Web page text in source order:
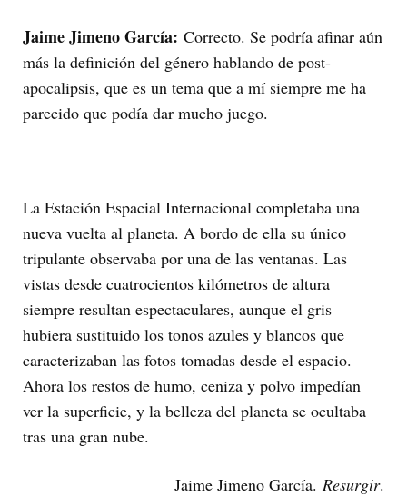
Jaime Jimeno García: Correcto. Se podría afinar aún
más la definición del género hablando de post-
apocalipsis, que es un tema que a mí siempre me ha
parecido que podía dar mucho juego.
La Estación Espacial Internacional completaba una
nueva vuelta al planeta. A bordo de ella su único
tripulante observaba por una de las ventanas. Las
vistas desde cuatrocientos kilómetros de altura
siempre resultan espectaculares, aunque el gris
hubiera sustituido los tonos azules y blancos que
caracterizaban las fotos tomadas desde el espacio.
Ahora los restos de humo, ceniza y polvo impedían
ver la superficie, y la belleza del planeta se ocultaba
tras una gran nube.
Jaime Jimeno García. Resurgir.